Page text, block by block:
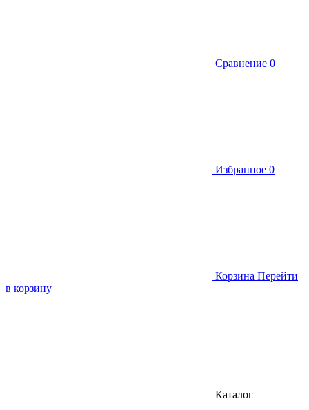
Сравнение 0
Избранное 0
Корзина Перейти
в корзину
Каталог